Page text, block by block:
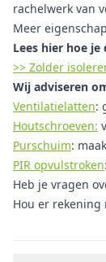
rachelwerk van
Meer
Lees hier hoe
>> Zolder
Wij adviseren
Ventilatielatten:
Houtschroeven:
Purschuim:
PIR opvulstroken
Heb je vragen
Hou er